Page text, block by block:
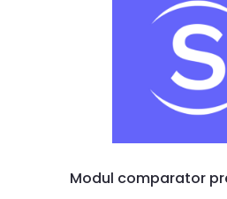
Modul comparator